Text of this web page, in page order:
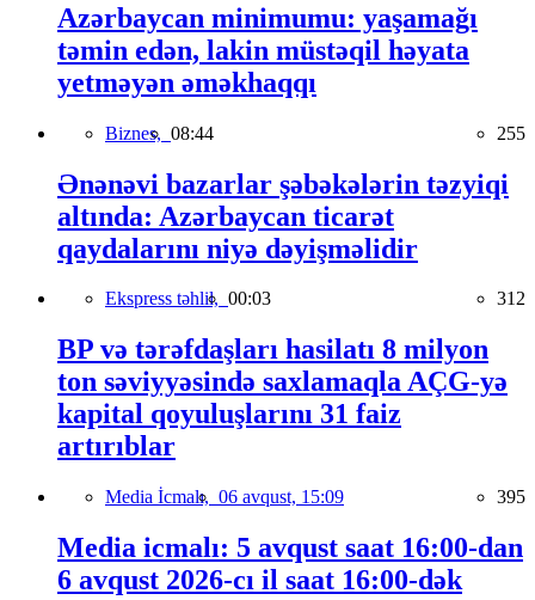
Azərbaycan minimumu: yaşamağı
təmin edən, lakin müstəqil həyata
yetməyən əməkhaqqı
Biznes, 08:44 255
Ənənəvi bazarlar şəbəkələrin təzyiqi
altında: Azərbaycan ticarət
qaydalarını niyə dəyişməlidir
Ekspress təhlil, 00:03 312
BP və tərəfdaşları hasilatı 8 milyon
ton səviyyəsində saxlamaqla AÇG-yə
kapital qoyuluşlarını 31 faiz
artırıblar
Media İcmalı, 06 avqust, 15:09 395
Media icmalı: 5 avqust saat 16:00-dan
6 avqust 2026-cı il saat 16:00-dək